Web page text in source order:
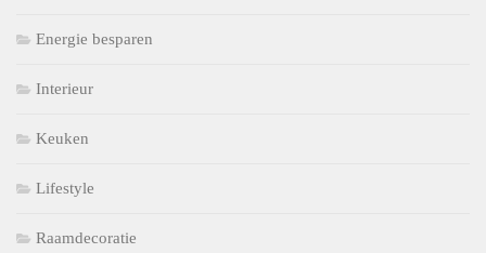
Energie besparen
Interieur
Keuken
Lifestyle
Raamdecoratie